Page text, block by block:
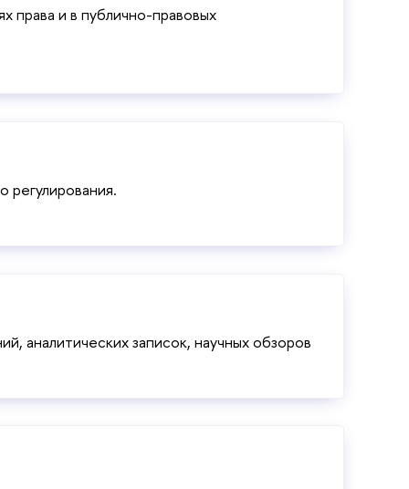
права и в публично-правовых
регулирования.
аналитических записок, научных обзоров